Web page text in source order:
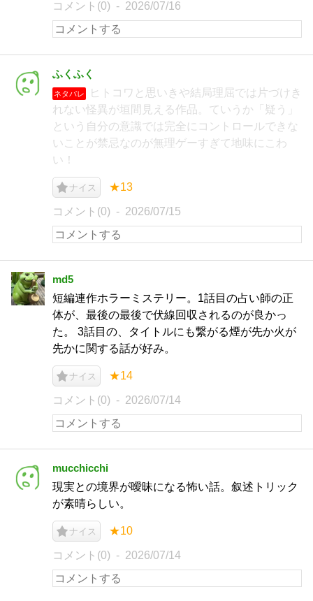
コメント(0) 2026/07/16
ふくふく
ネタバレ
ヒトコワと思いきや結局理屈では片づけき
れない怪異が垣間見える作品。ていうか「疑う」
という自分の意識では完全にコントロールできな
いことが禁忌なのが無理ゲーすぎて地味にこわ
い！
ナイス ★13
コメント(0) 2026/07/15
md5
短編連作ホラーミステリー。1話目の占い師の正
体が、最後の最後で伏線回収されるのが良かっ
た。 3話目の、タイトルにも繋がる煙が先か火が
先かに関する話が好み。
ナイス ★14
コメント(0) 2026/07/14
mucchicchi
現実との境界が曖昧になる怖い話。叙述トリック
が素晴らしい。
ナイス ★10
コメント(0) 2026/07/14